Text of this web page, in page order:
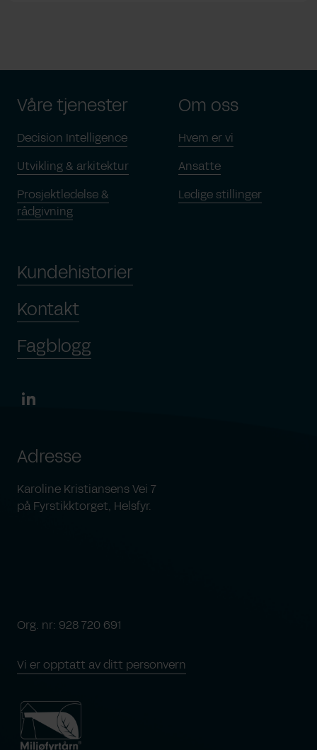
Våre tjenester
Decision Intelligence
Utvikling & arkitektur
Prosjektledelse &
rådgivning
Om oss
Hvem er vi
Ansatte
Ledige stillinger
Kundehistorier
Kontakt
Fagblogg
Adresse
Karoline Kristiansens Vei 7
på Fyrstikktorget, Helsfyr.
Org. nr: 928 720 691
Vi er opptatt av ditt personvern